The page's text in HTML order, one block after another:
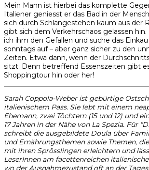
Mein Mann ist hierbei das komplette
Italiener geniesst er das Bad in der
sich durch Schlangestehen kaum aus der
gibt sich dem Verkehrschaos gelassen
ich ihm den Gefallen und suche das
sonntags auf – aber ganz sicher zu den
Zeiten. Etwa dann, wenn der
sitzt. Denn betreffend Essenszeiten gibt
Shoppingtour hin oder her!
Sarah Coppola-Weber ist gebürtige
italienischem Pass. Sie lebt mit einem
Ehemann, zwei Töchtern (15 und 12) und
17 Jahren in der Nähe von La Spezia. Für
schreibt die ausgebildete Doula über
und Ernährungsthemen sowie Themen,
mit ihren Sprösslingen erleichtern und
LeserInnen am facettenreichen
wo der Ausnahmezustand oft an der